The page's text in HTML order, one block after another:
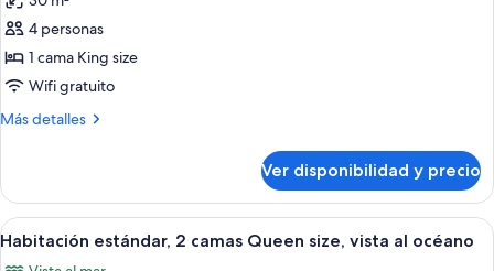
size,
vista
océano
las
fotos
de
Habitación
estándar,
King
size,
vista
al
4 personas
1 cama King size
Wifi gratuito
Más detalles
Más
estándar,
cama
Ver disponibilidad y precio
Ver
todas
Habitación de hotel con dos camas,
9
Habitación estándar, 2 camas Queen size, vista al océano